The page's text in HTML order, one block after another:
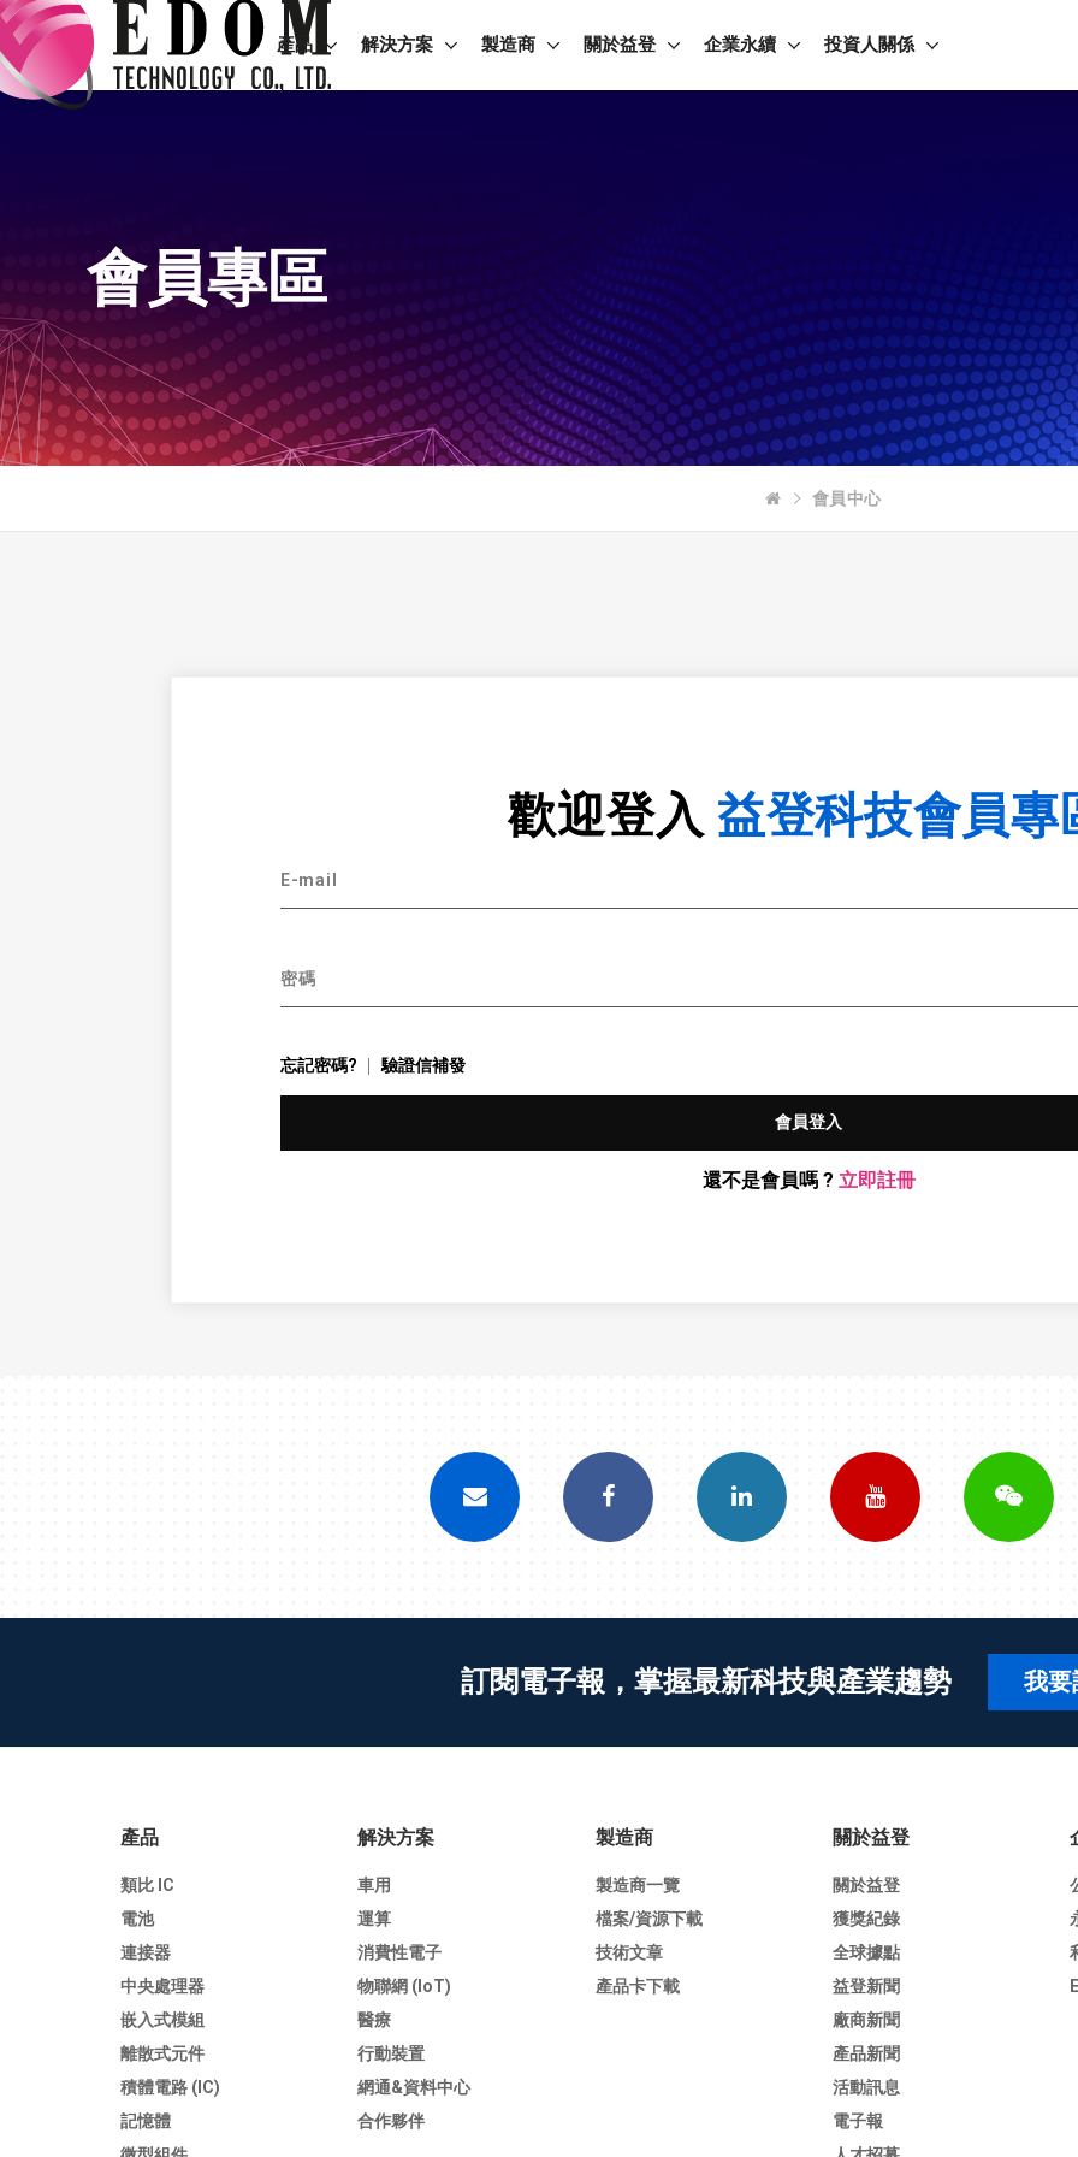
產品 解決方案 製造商 關於益登 企業永續 投資人關係
會員專區
會員中心
歡迎登入 益登科技會員專
E-mail
密碼
忘記密碼? 驗證信補發
會員登入
還不是會員嗎 ? 立即註冊
訂閱電子報，掌握最新科技與產業趨勢 我要
產品
類比 IC
電池
連接器
中央處理器
嵌入式模組
離散式元件
積體電路 (IC)
記憶體
解決方案
車用
運算
消費性電子
物聯網 (IoT)
醫療
行動裝置
網通&資料中心
合作夥伴
製造商
製造商一覽
檔案/資源下載
技術文章
產品卡下載
關於益登
關於益登
獲獎紀錄
全球據點
益登新聞
廠商新聞
產品新聞
活動訊息
電子報